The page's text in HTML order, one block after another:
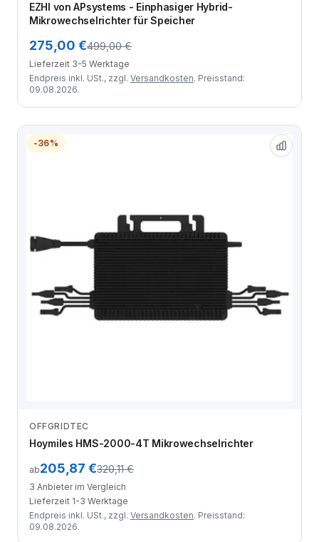
EZHI von APsystems - Einphasiger Hybrid-
Mikrowechselrichter für Speicher
275,00 €499,00 €
Lieferzeit 3-5 Werktage
Endpreis inkl. USt., zzgl. Versandkosten. Preisstand:
09.08.2026.
-36%
OFFGRIDTEC
Hoymiles HMS-2000-4T Mikrowechselrichter
ab205,87 €320,11 €
3 Anbieter im Vergleich
Lieferzeit 1-3 Werktage
Endpreis inkl. USt., zzgl. Versandkosten. Preisstand:
09.08.2026.